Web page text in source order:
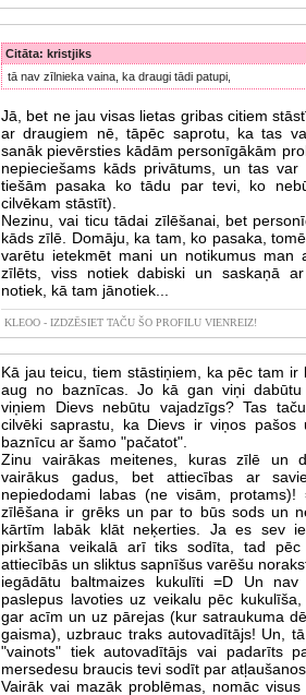
Citāta: kristjiks
tā nav zīlnieka vaina, ka draugi tādi patupi,
Jā, bet ne jau visas lietas gribas citiem
ar draugiem nē, tāpēc saprotu, ka tas
sanāk pievērsties kādām personīgākām
nepieciešams kāds privātums, un tas
tiešām pasaka ko tādu par tevi, ko
cilvēkam stāstīt).
Nezinu, vai ticu tādai zīlēšanai, bet
kāds zīlē. Domāju, ka tam, ko pasaka,
varētu ietekmēt mani un notikumus man
zīlēts, viss notiek dabiski un saskaņā
notiek, kā tam jānotiek...
KLEOO - IZDZĒSIET TAČU ŠO PROFILU VIENREIZ!
Kā jau teicu, tiem stāstiņiem, ka pēc tam ir
aug no baznīcas. Jo kā gan viņi
viņiem Dievs nebūtu vajadzīgs? Tas
cilvēki saprastu, ka Dievs ir viņos
baznīcu ar šamo "pačatot".
Zinu vairākas meitenes, kuras zīlē un
vairākus gadus, bet attiecības ar
nepiedodami labas (ne visām,
zīlēšana ir grēks un par to būs sods un
kārtīm labāk klāt neķerties. Ja es sev
pirkšana veikalā arī tiks sodīta, tad pēc
attiecībās un sliktus sapnīšus varēšu
iegādātu baltmaizes kukulīti =D Un
paslepus lavoties uz veikalu pēc
gar acīm un uz pārejas (kur satraukuma
gaisma), uzbrauc traks autovadītājs! Un,
"vainots" tiek autovadītājs vai padarīts
mersedesu braucis tevi sodīt par
Vairāk vai mazāk problēmas, nomāc